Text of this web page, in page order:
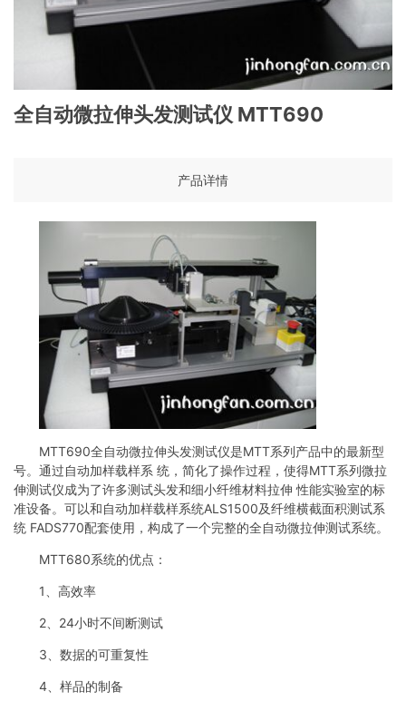
全自动微拉伸头发测试仪 MTT690
产品详情
MTT690全自动微拉伸头发测试仪是MTT系列产品中的最新型
号。通过自动加样载样系 统，简化了操作过程，使得MTT系列微拉
伸测试仪成为了许多测试头发和细小纤维材料拉伸 性能实验室的标
准设备。可以和自动加样载样系统ALS1500及纤维横截面积测试系
统 FADS770配套使用，构成了一个完整的全自动微拉伸测试系统。
MTT680系统的优点：
1、高效率
2、24小时不间断测试
3、数据的可重复性
4、样品的制备